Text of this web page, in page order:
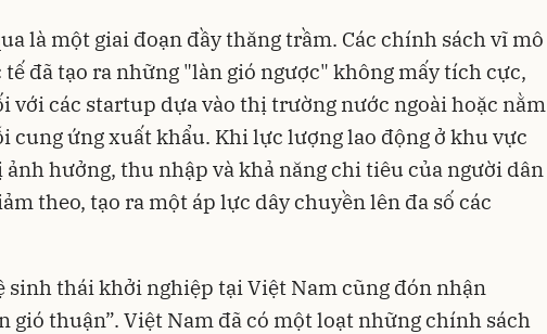
là một giai đoạn đầy thăng trầm. Các chính sách vĩ mô
đã tạo ra những "làn gió ngược" không mấy tích cực,
với các startup dựa vào thị trường nước ngoài hoặc nằm
cung ứng xuất khẩu. Khi lực lượng lao động ở khu vực
ảnh hưởng, thu nhập và khả năng chi tiêu của người dân
theo, tạo ra một áp lực dây chuyền lên đa số các
sinh thái khởi nghiệp tại Việt Nam cũng đón nhận
gió thuận”. Việt Nam đã có một loạt những chính sách